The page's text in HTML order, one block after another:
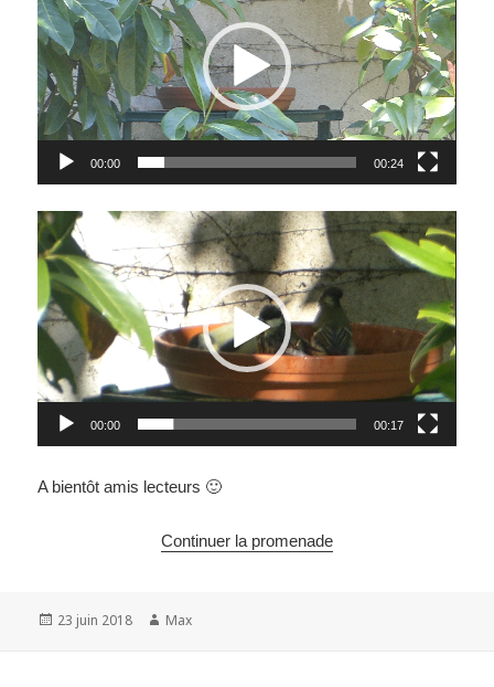
00:00 00:24
Lecteur
vidéo
00:00 00:17
A bientôt amis lecteurs 🙂
Continuer la promenade
Publié
23 juin 2018 Auteur
Max